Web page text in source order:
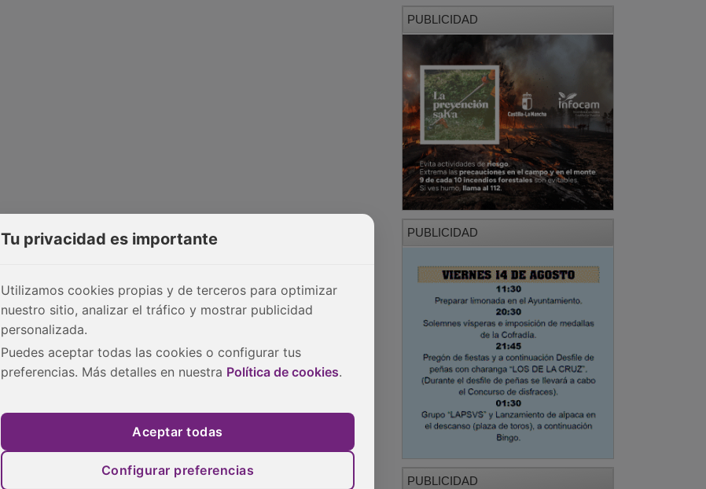
PUBLICIDAD
PUBLICIDAD
PUBLICIDAD
Tu privacidad es importante
Utilizamos cookies propias y de terceros para optimizar
nuestro sitio, analizar el tráfico y mostrar publicidad
personalizada.
Puedes aceptar todas las cookies o configurar tus
preferencias. Más detalles en nuestra Política de cookies.
Aceptar todas
Configurar preferencias